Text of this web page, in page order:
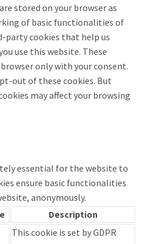
stored on your browser as
of basic functionalities of
party cookies that help us
use this website. These
only with your consent.
out of these cookies. But
may affect your browsing
essential for the website to
ensure basic functionalities
anonymously.
Description
This cookie is set by GDPR